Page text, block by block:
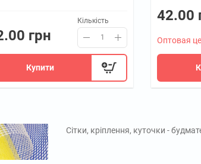
грн
Кількість
Купити
42.00
Оптовая
Сітки, кріплення, куточки -